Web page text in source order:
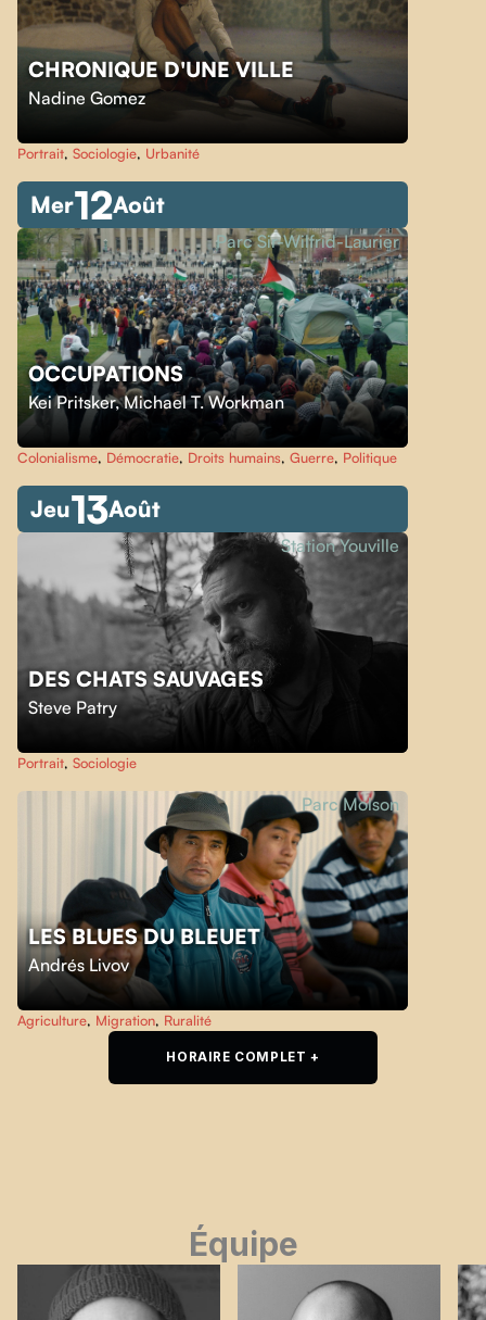
CHRONIQUE D'UNE VILLE
Nadine Gomez
Portrait, Sociologie, Urbanité
Mer12Août
OCCUPATIONS
Kei Pritsker,Michael T. Workman
Parc Sir-Wilfrid-Laurier
Colonialisme, Démocratie, Droits humains, Guerre, Politique
Jeu13Août
DES CHATS SAUVAGES
Steve Patry
Station Youville
Portrait, Sociologie
LES BLUES DU BLEUET
Andrés Livov
Parc Molson
Agriculture, Migration, Ruralité
HORAIRE COMPLET +
Équipe